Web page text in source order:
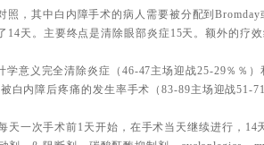
照，其中白内障手术的病人需要被分配到Bromday
14天。主要终点是清除眼部炎症15天。额外的疗
学意义完全清除炎症（46-47主场迎战25-29％％
白内障后疼痛的发生率手术（83-89主场迎战51-71
天一次手术前1天开始，在手术当天继续进行，14